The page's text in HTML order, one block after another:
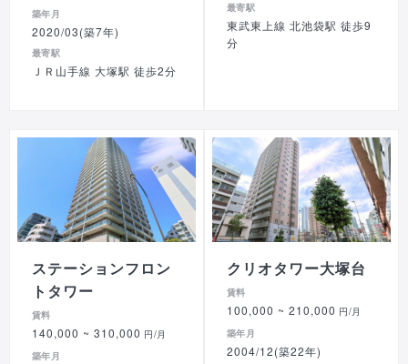
築年月
2020/03(築7年)
最寄駅
ＪＲ山手線 大塚駅 徒歩2分
最寄駅
東武東上線 北池袋駅 徒歩9
分
ステーションフロン
トタワー
賃料
140,000 ~ 310,000 円/月
築年月
クリオタワー大塚台
賃料
100,000 ~ 210,000 円/月
築年月
2004/12(築22年)